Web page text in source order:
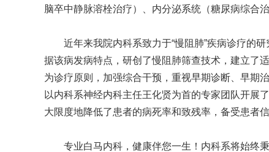
脑卒中静脉溶栓治疗）、内分泌系统（糖尿病综合
近年来我院内科系致力于“慢阻肺”疾病诊疗的研
据该病发病特点，研创了慢阻肺筛查技术，建立了
为诊疗原则，加强综合干预，重视早期诊断、早期
以内科系神经内科主任王化贤为首的专家团队开展
大限度地降低了患者的病死率和致残率，备受患者信
专业白马内科，健康伴您一生！内科系将始终秉